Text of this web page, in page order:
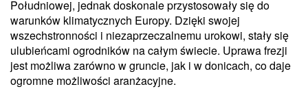
Południowej, jednak doskonale przystosowały się do
warunków klimatycznych Europy. Dzięki swojej
wszechstronności i niezaprzeczalnemu urokowi, stały się
ulubieńcami ogrodników na całym świecie. Uprawa frezji
jest możliwa zarówno w gruncie, jak i w donicach, co daje
ogromne możliwości aranżacyjne.